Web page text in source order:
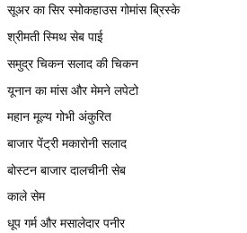
सूअर का सिर स्मोकहाउस गोमांस ब्रिस्के
श्रीमती स्मिथ सेब पाई
समुद्र चिकन सलाद की चिकन
यूनान का मांस और मेमने लपेटो
महान मूल्य गोभी अंकुरित
बाजार पेंट्री मकारोनी सलाद
बोस्टन बाजार दालचीनी सेब
काले सेम
धूप गर्म और मसालेदार पनीर